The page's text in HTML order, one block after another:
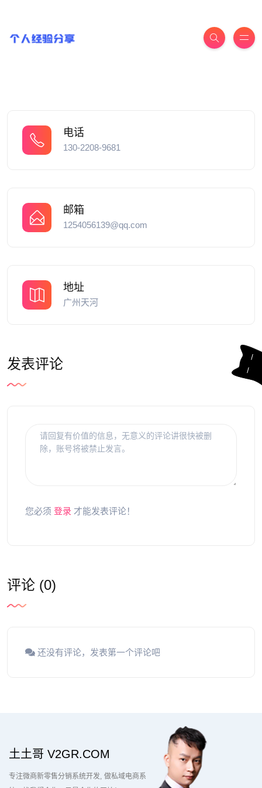
电话
130-2208-9681
邮箱
1254056139@qq.com
地址
广州天河
发表评论
您必须 登录 才能发表评论！
评论 (0)
还没有评论，发表第一个评论吧
土土哥 V2GR.COM
专注微商新零售分销系统开发 做私域电商系